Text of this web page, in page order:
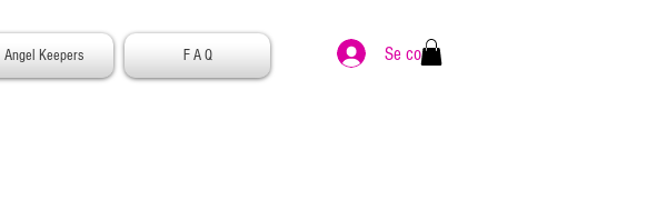
Angel Keepers F A Q Se connecter